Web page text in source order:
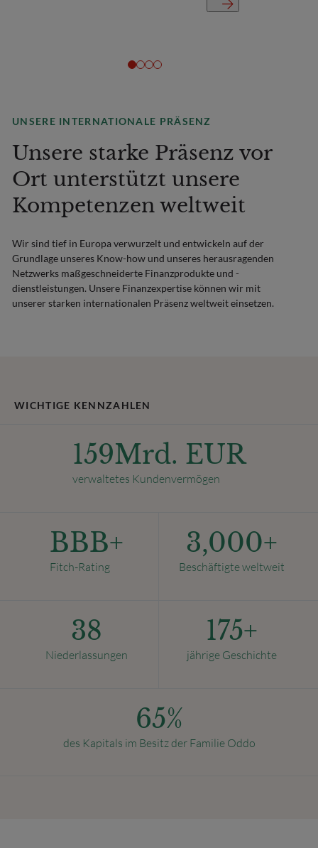
UNSERE INTERNATIONALE PRÄSENZ
Unsere starke Präsenz vor
Ort unterstützt unsere
Kompetenzen weltweit
Wir sind tief in Europa verwurzelt und entwickeln auf der
Grundlage unseres Know-how und unseres herausragenden
Netzwerks maßgeschneiderte Finanzprodukte und -
dienstleistungen. Unsere Finanzexpertise können wir mit
unserer starken internationalen Präsenz weltweit einsetzen.
WICHTIGE KENNZAHLEN
159Mrd. EUR
verwaltetes Kundenvermögen
BBB+
Fitch-Rating
3,000+
Beschäftigte weltweit
38
Niederlassungen
175+
jährige Geschichte
65%
des Kapitals im Besitz der Familie Oddo